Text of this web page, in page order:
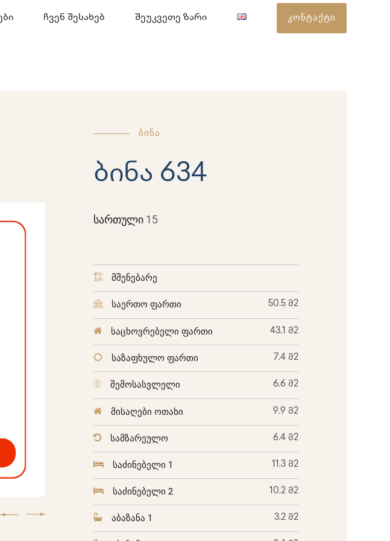
კონტაქტი
ჩვენ შესახებ შეუკვეთე ზარი
ბინა
ბინა 634
სართული 15
მშენებარე
საერთო ფართი 50.5 მ2
საცხოვრებელი ფართი 43.1 მ2
საზაფხულო ფართი 7.4 მ2
შემოსასვლელი 6.6 მ2
მისაღები ოთახი 9.9 მ2
სამზარეულო 6.4 მ2
საძინებელი 1 11.3 მ2
საძინებელი 2 10.2 მ2
აბაზანა 1 3.2 მ2